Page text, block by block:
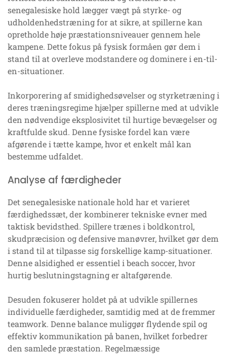
senegalesiske hold lægger vægt på styrke- og
udholdenhedstræning for at sikre, at spillerne kan
opretholde høje præstationsniveauer gennem hele
kampene. Dette fokus på fysisk formåen gør dem i
stand til at overleve modstandere og dominere i en-til-
en-situationer.
Inkorporering af smidighedsøvelser og styrketræning i
deres træningsregime hjælper spillerne med at udvikle
den nødvendige eksplosivitet til hurtige bevægelser og
kraftfulde skud. Denne fysiske fordel kan være
afgørende i tætte kampe, hvor et enkelt mål kan
bestemme udfaldet.
Analyse af færdigheder
Det senegalesiske nationale hold har et varieret
færdighedssæt, der kombinerer tekniske evner med
taktisk bevidsthed. Spillere trænes i boldkontrol,
skudpræcision og defensive manøvrer, hvilket gør dem
i stand til at tilpasse sig forskellige kamp-situationer.
Denne alsidighed er essentiel i beach soccer, hvor
hurtig beslutningstagning er altafgørende.
Desuden fokuserer holdet på at udvikle spillernes
individuelle færdigheder, samtidig med at de fremmer
teamwork. Denne balance muliggør flydende spil og
effektiv kommunikation på banen, hvilket forbedrer
den samlede præstation. Regelmæssige